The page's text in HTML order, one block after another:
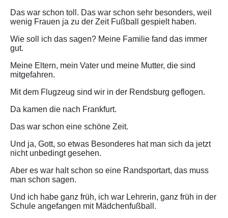
Das war schon toll. Das war schon sehr besonders, weil
wenig Frauen ja zu der Zeit Fußball gespielt haben.
Wie soll ich das sagen? Meine Familie fand das immer
gut.
Meine Eltern, mein Vater und meine Mutter, die sind
mitgefahren.
Mit dem Flugzeug sind wir in der Rendsburg geflogen.
Da kamen die nach Frankfurt.
Das war schon eine schöne Zeit.
Und ja, Gott, so etwas Besonderes hat man sich da jetzt
nicht unbedingt gesehen.
Aber es war halt schon so eine Randsportart, das muss
man schon sagen.
Und ich habe ganz früh, ich war Lehrerin, ganz früh in der
Schule angefangen mit Mädchenfußball.